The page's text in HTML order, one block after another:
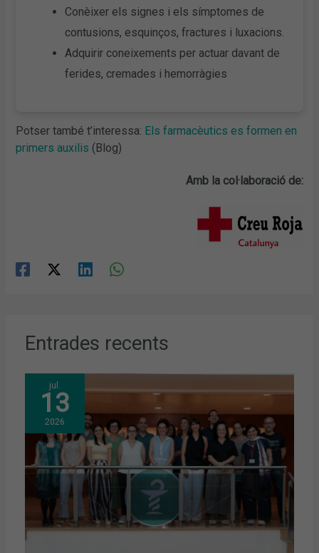
Conèixer els signes i els símptomes de
contusions, esquinços, fractures i luxacions.
Adquirir coneixements per actuar davant de
ferides, cremades i hemorràgies
Potser també t’interessa: Els farmacèutics es formen en
primers auxilis (Blog)
Amb la col·laboració de:
Entrades recents
jul.
13
2026